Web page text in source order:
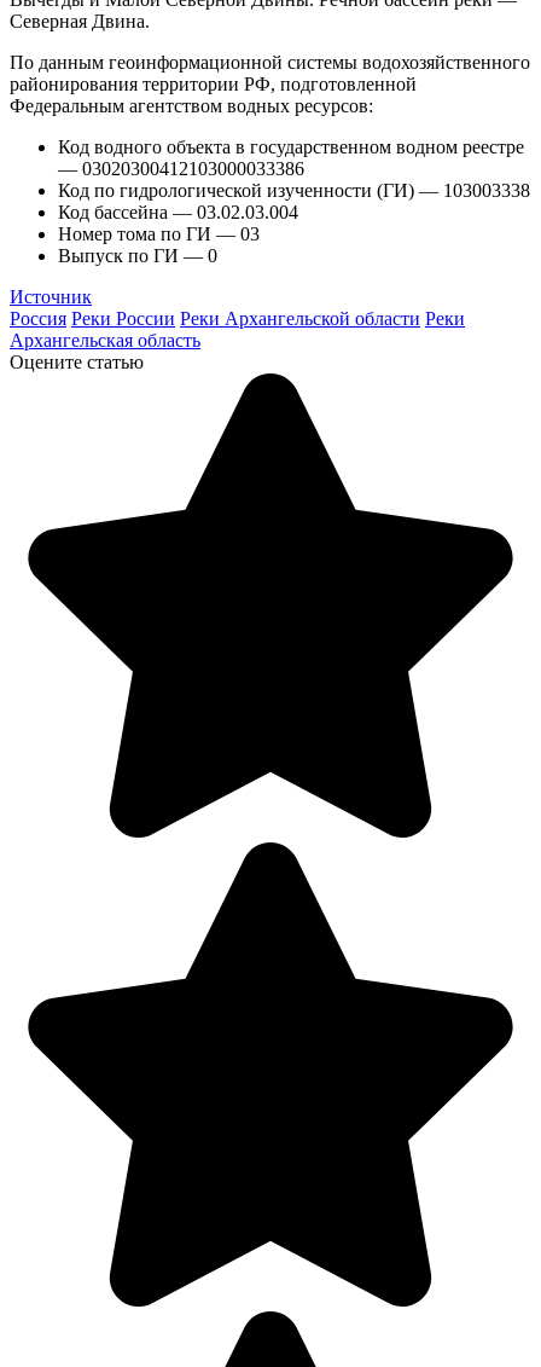
Северная Двина.
По данным геоинформационной системы водохозяйственного
районирования территории РФ, подготовленной
Федеральным агентством водных ресурсов:
Код водного объекта в государственном водном реестре
— 03020300412103000033386
Код по гидрологической изученности (ГИ) — 103003338
Код бассейна — 03.02.03.004
Номер тома по ГИ — 03
Выпуск по ГИ — 0
Источник
Россия Реки России Реки Архангельской области Реки
Архангельская область
Оцените статью